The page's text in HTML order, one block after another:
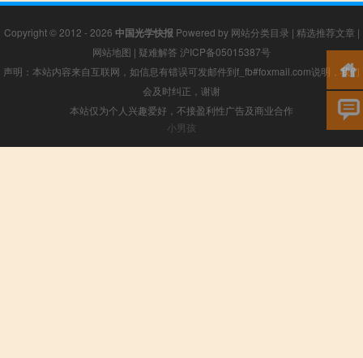
Copyright © 2012 - 2026 中国光学快报 Powered by 网站分类目录 | 精选推荐文章 |
网站地图 | 疑难解答 沪ICP备05015387号
声明：本站内容来自互联网，如信息有错误可发邮件到f_fb#foxmail.com说明，我们
会及时纠正，谢谢
本站仅为个人兴趣爱好，不接盈利性广告及商业合作
小男孩